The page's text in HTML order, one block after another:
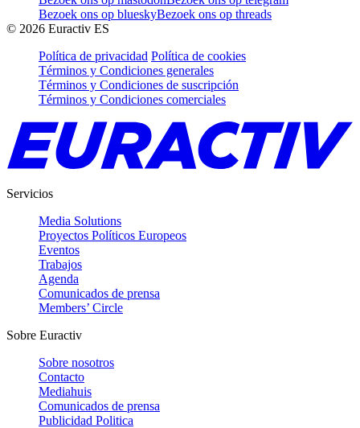
Bezoek ons op blueskyBezoek ons op threads
© 2026 Euractiv ES
Política de privacidad Política de cookies
Términos y Condiciones generales
Términos y Condiciones de suscripción
Términos y Condiciones comerciales
Servicios
Media Solutions
Proyectos Políticos Europeos
Eventos
Trabajos
Agenda
Comunicados de prensa
Members’ Circle
Sobre Euractiv
Sobre nosotros
Contacto
Mediahuis
Comunicados de prensa
Publicidad Politica